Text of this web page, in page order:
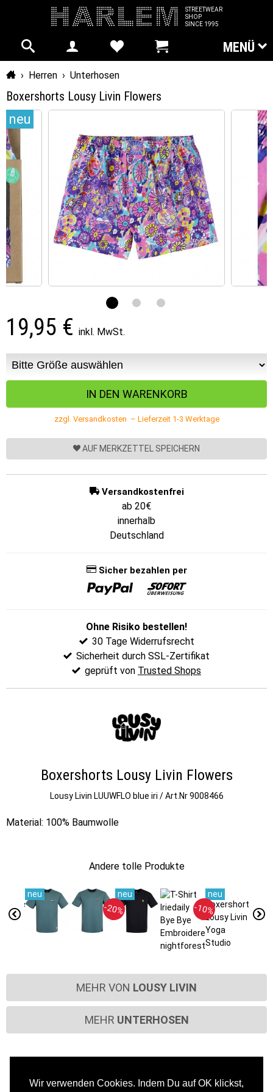
Wir verwenden Cookies. Indem Du auf OK klickst,
STREETWEAR
SHOP
SINCE 1995
MENÜ
Startseite
› Herren › Unterhosen
Boxershorts Lousy Livin Flowers
19,95 € inkl. MwSt.
zzgl. Versandkosten – Lieferzeit 1-3 Werktage
AUF MERKZETTEL SPEICHERN
Versandkostenfrei
ab 20€
innerhalb
Deutschland
Sicher bezahlen per
Ohne Risiko bestellen!
30 Tage Widerrufsrecht
Sicherheit durch SSL-Zertifikat
geprüft von Trusted Shops
Boxershorts Lousy Livin Flowers
Lousy Livin LUUWFLO blue iri / Art.Nr 9008466
Material: 100% Baumwolle
Andere tolle Produkte
-20% -10%
MEHR VON LOUSY LIVIN
MEHR UNTERHOSEN